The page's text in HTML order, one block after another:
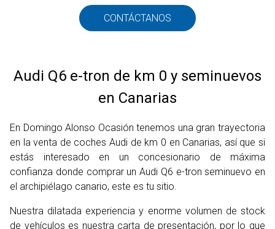
CONTÁCTANOS
Audi Q6 e-tron de km 0 y seminuevos
en Canarias
En Domingo Alonso Ocasión tenemos una gran trayectoria
en la venta de coches Audi de km 0 en Canarias, así que si
estás interesado en un concesionario de máxima
confianza donde comprar un Audi Q6 e-tron seminuevo en
el archipiélago canario, este es tu sitio.
Nuestra dilatada experiencia y enorme volumen de stock
de vehículos es nuestra carta de presentación, por lo que